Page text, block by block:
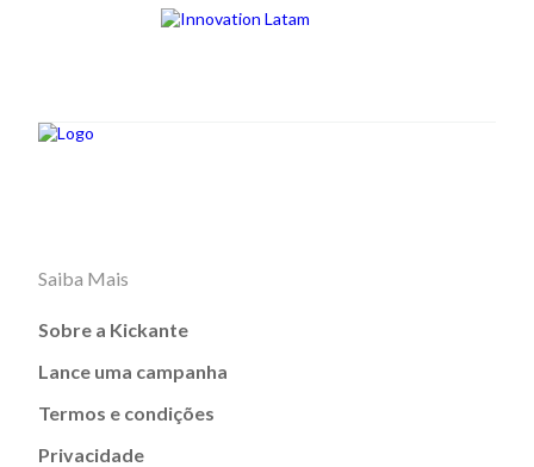
Saiba Mais
Sobre a Kickante
Lance uma campanha
Termos e condições
Privacidade